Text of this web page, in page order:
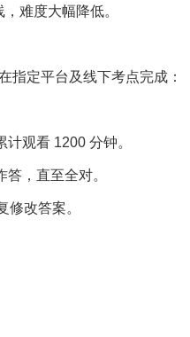
难度大幅降低。
指定平台及线下考点完成：
观看 1200 分钟。
，直至全对。
改答案。